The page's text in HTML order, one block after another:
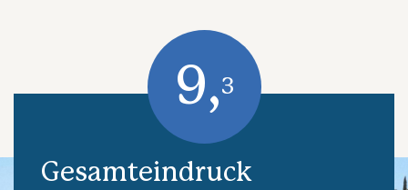
Gesamteindruck
9,3